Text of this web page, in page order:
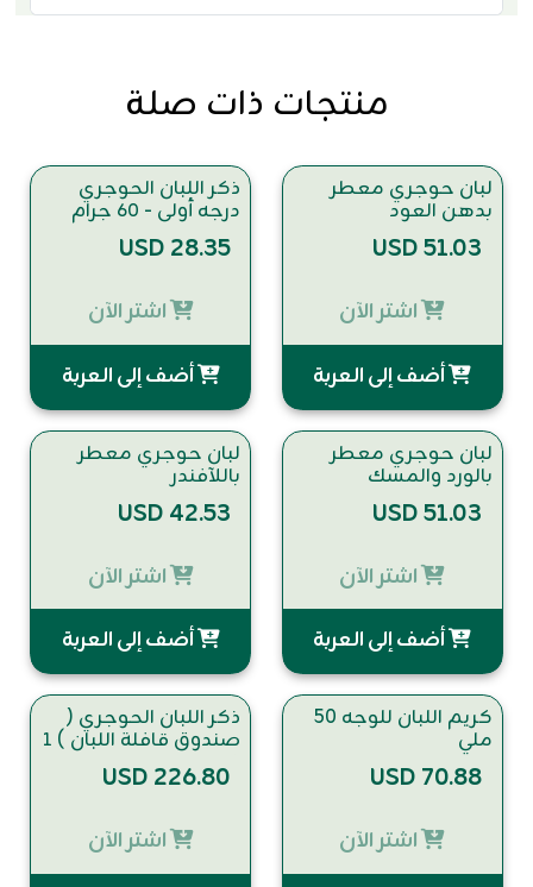
منتجات ذات صلة
لبان حوجري معطر
بدهن العود
USD 51.03
اشتر الآن
أضف إلى العربة
ذكر اللبان الحوجري
درجه أولى - ٦٠ جرام
USD 28.35
اشتر الآن
أضف إلى العربة
لبان حوجري معطر
بالورد والمسك
USD 51.03
اشتر الآن
أضف إلى العربة
لبان حوجري معطر
باللآفندر
USD 42.53
اشتر الآن
أضف إلى العربة
كريم اللبان للوجه 50
ملي
USD 70.88
اشتر الآن
ذكر اللبان الحوجري (
صندوق قافلة اللبان ) ١
كيلو
USD 226.80
اشتر الآن